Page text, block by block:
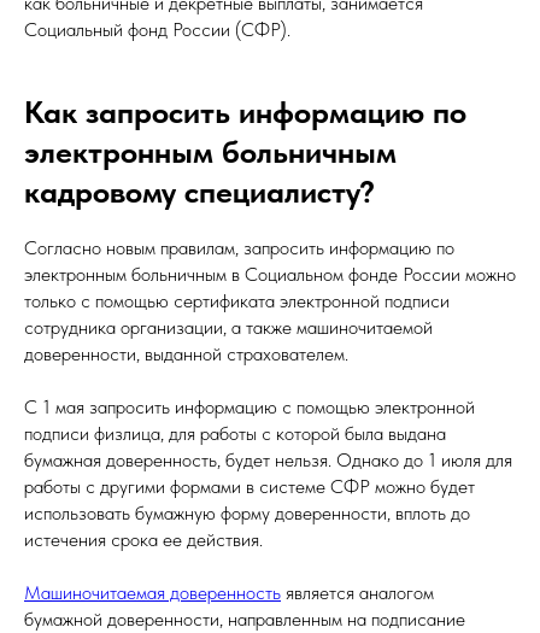
Социальный фонд России (СФР).
Как запросить информацию по
электронным больничным
кадровому специалисту?
Согласно новым правилам, запросить информацию по
электронным больничным в Социальном фонде России можно
только с помощью сертификата электронной подписи
сотрудника организации, а также машиночитаемой
доверенности, выданной страхователем.
С 1 мая запросить информацию с помощью электронной
подписи физлица, для работы с которой была выдана
бумажная доверенность, будет нельзя. Однако до 1 июля для
работы с другими формами в системе СФР можно будет
использовать бумажную форму доверенности, вплоть до
истечения срока ее действия.
Машиночитаемая доверенность является аналогом
бумажной доверенности, направленным на подписание